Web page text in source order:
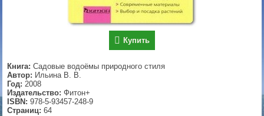
Купить
Книга: Садовые водоёмы природного стиля
Автор: Ильина В. В.
Год: 2008
Издательство: Фитон+
ISBN: 978-5-93457-248-9
Страниц: 64
▼